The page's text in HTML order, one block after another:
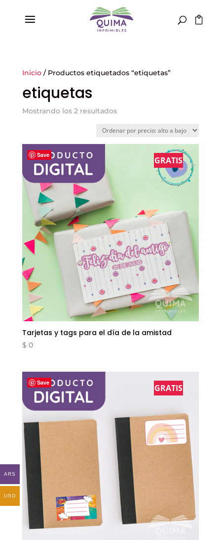
Inicio/ Productos etiquetados “etiquetas”
etiquetas
Mostrando los 2 resultadosOrdenado
precio:
alto
Save
GRATIS
Tarjetas y tags para el día de la amistad
$ 0
Save
GRATIS
ARS
USD